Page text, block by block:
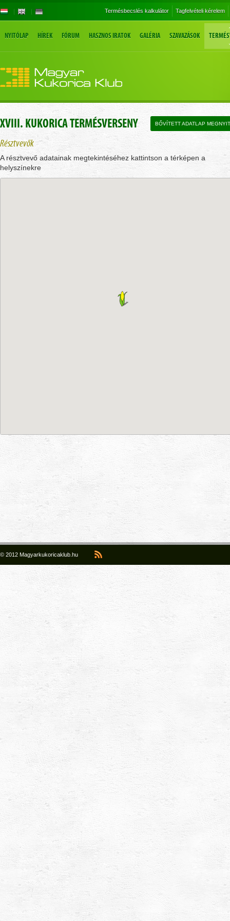
Termésbecslés kalkulátor Tagfelvételi kérelem
NYITÓLAP HÍREK FÓRUM HASZNOS IRATOK GALÉRIA SZAVAZÁSOK
XVIII. KUKORICA TERMÉSVERSENY BŐVÍTETT ADATLAP
Résztvevők
A résztvevő adatainak megtekintéséhez kattintson a térképen a
helyszínekre
© 2012 Magyarkukoricaklub.hu